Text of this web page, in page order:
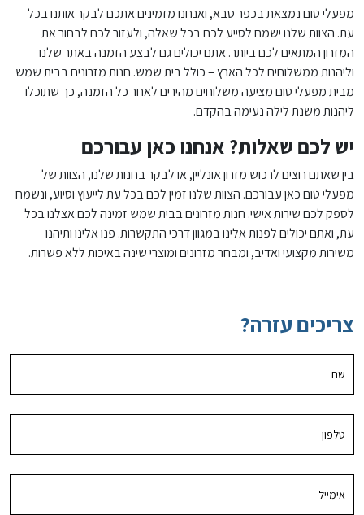
מפעלי טום נמצאת בכפר סבא, ואנחנו מזמינים אתכם לבקר אותנו בכל
עת. הצוות שלנו ישמח לסייע לכם בכל שאלה, ולעזור לכם לבחור את
המזרון המתאים לכם ביותר. אתם יכולים גם לבצע הזמנה באתר שלנו
וליהנות ממשלוחים לכל הארץ – כולל בית שמש. חנות מזרונים בבית שמש
מבית מפעלי טום מציעה משלוחים מהירים לאחר כל הזמנה, כך שתוכלו
ליהנות משנת לילה נעימה בהקדם.
יש לכם שאלות? אנחנו כאן עבורכם
בין שאתם רוצים לרכוש מזרון אונליין, או לבקר בחנות שלנו, הצוות של
מפעלי טום כאן עבורכם. הצוות שלנו זמין לכם בכל עת לייעוץ וסיוע, ונשמח
לספק לכם שירות אישי. חנות מזרונים בבית שמש זמינה לכם אצלנו בכל
עת, ואתם יכולים לפנות אלינו במגוון דרכי התקשרות. פנו אלינו ותיהנו
משירות מקצועי ואדיב, ומבחר מזרונים ומוצרי שינה באיכות ללא פשרות.
צריכים עזרה?